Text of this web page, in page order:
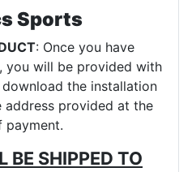
Sports
: Once you have
you will be provided with
the installation
address provided at the
payment.
BE SHIPPED TO